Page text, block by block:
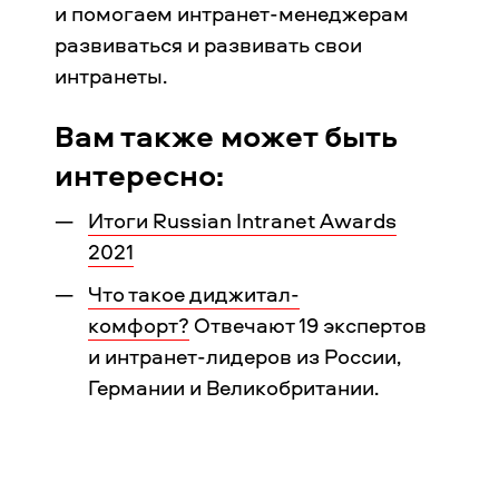
и помогаем интранет-менеджерам
развиваться и развивать свои
интранеты.
Вам также может быть
интересно:
Итоги Russian Intranet Awards
2021
Что такое диджитал-
комфорт?Отвечают 19 экспертов
и интранет-лидеров из России,
Германии и Великобритании.